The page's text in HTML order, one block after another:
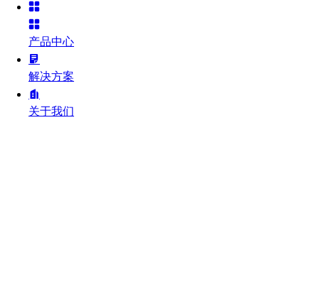
产品中心
解决方案
关于我们